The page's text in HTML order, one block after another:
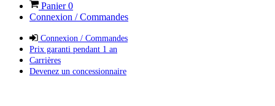
Panier0
Connexion / Commandes
Connexion / Commandes
Prix garanti pendant 1 an
Carrières
Devenez un concessionnaire